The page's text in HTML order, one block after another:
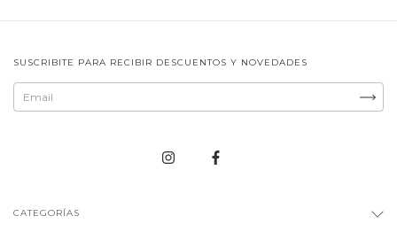
SUSCRIBITE PARA RECIBIR DESCUENTOS Y NOVEDADES
CATEGORÍAS